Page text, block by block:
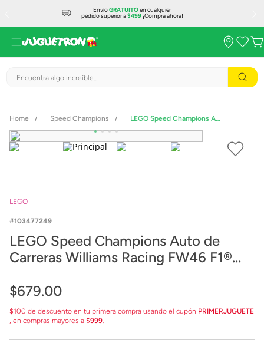
EnvíoGRATUITOen cualquier
pedido superior a$499¡Compra ahora!
Encuentra algo increíble...
Speed Champions LEGO Speed Champions Auto de Carreras Williams Racing FW46 F1® 77249
LEGO
103477249
LEGO Speed Champions Auto de
Carreras Williams Racing FW46 F1®
$679.00
$100 de descuento en tu primera compra usando el cupón PRIMERJUGUETE
, en compras mayores a $999.